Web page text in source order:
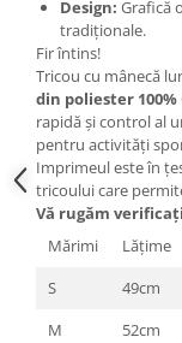
Design: Grafică
tradiționale.
Fir întins!
Tricou cu mânecă
din poliester 100%
rapidă și control al
pentru activități
Imprimeul este în
tricoului care
Vă rugăm
Mărimi
Lăţime
S
49cm
M
52cm